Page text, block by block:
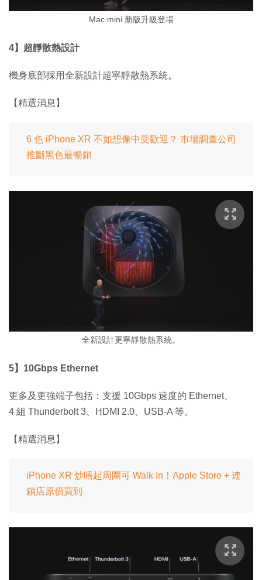
Mac mini 新版升級登場
4】超靜散熱設計
機身底部採用全新設計超寧靜散熱系統。
【精選消息】
6 色 iPhone XR 不如想像中受歡迎？ 市場調查公司
推斷黑色最暢銷
全新設計更寧靜散熱系統。
5】10Gbps Ethernet
更多及更強端子包括：支援 10Gbps 速度的 Ethernet、
4 組 Thunderbolt 3、HDMI 2.0、USB-A 等。
【精選消息】
iPhone XR 炒唔起周圍可 Walk In！Apple Store + 連
鎖店原價買到